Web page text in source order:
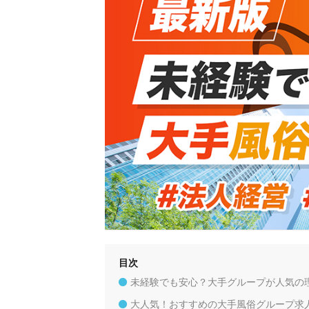
目次
未経験でも安心？大手グループが人気の
大人気！おすすめの大手風俗グループ求